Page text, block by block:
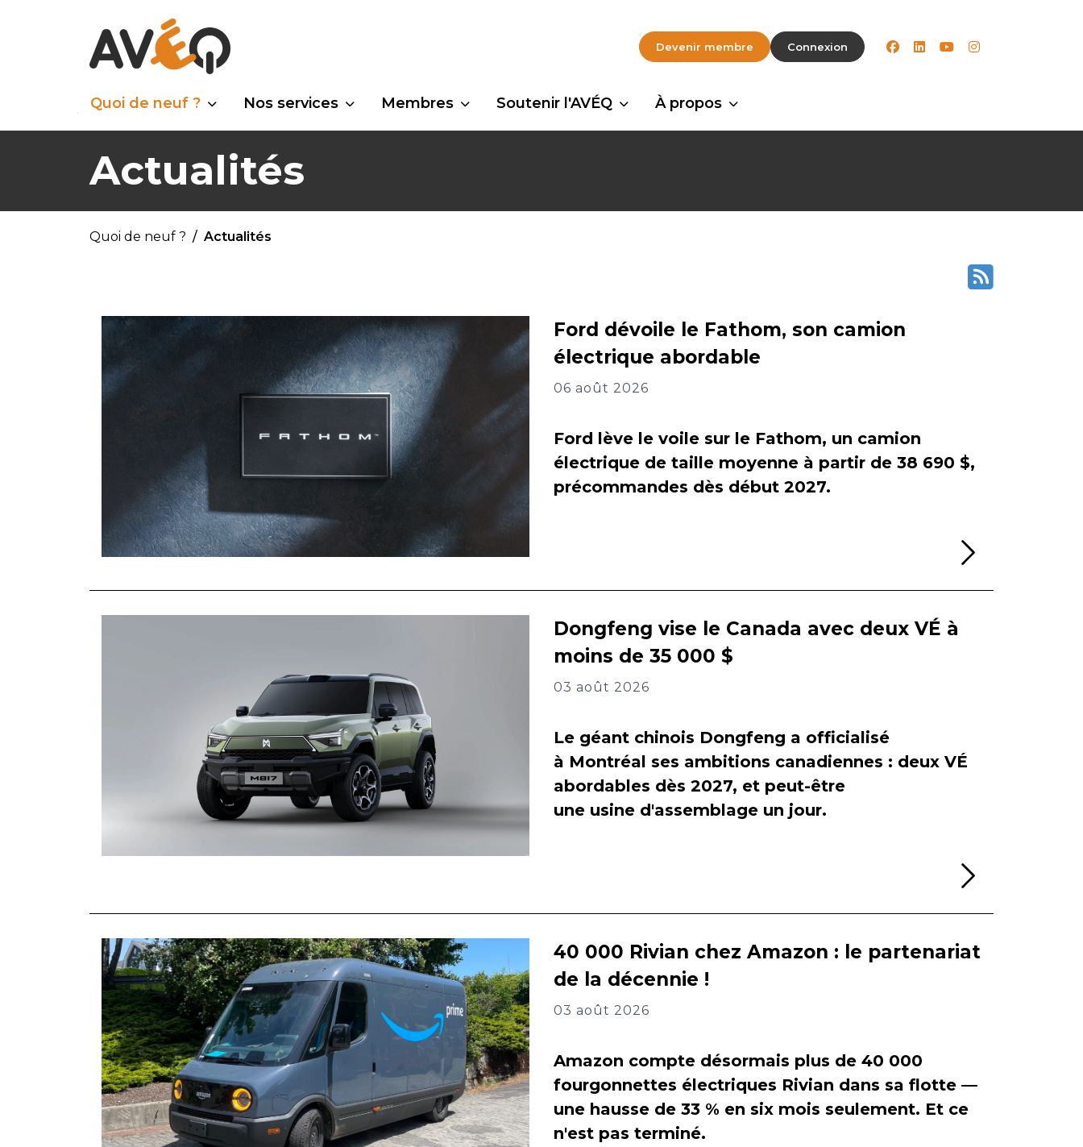
Devenir membre Connexion facebook
linkedinyoutubeinstagram
Quoi de neuf ? Nos services Membres Soutenir l'AVÉQ À propos
Actualités
Quoi de neuf ? Actualités
Ford dévoile le Fathom, son camion
électrique abordable
06 août 2026
Ford lève le voile sur le Fathom, un camion
électrique de taille moyenne à partir de 38 690 $,
précommandes dès début 2027.
Dongfeng vise le Canada avec deux VÉ à
moins de 35 000 $
03 août 2026
Le géant chinois Dongfeng a officialisé
à Montréal ses ambitions canadiennes : deux VÉ
abordables dès 2027, et peut-être
une usine d'assemblage un jour.
40 000 Rivian chez Amazon : le partenariat
de la décennie !
03 août 2026
Amazon compte désormais plus de 40 000
fourgonnettes électriques Rivian dans sa flotte —
une hausse de 33 % en six mois seulement. Et ce
n'est pas terminé.